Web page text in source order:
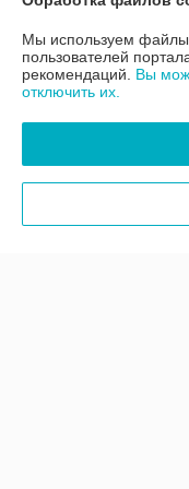
Контакты
Доставка и оплата
Мы используем файлы
пользователей
рекомендаций. Вы
отключить их.